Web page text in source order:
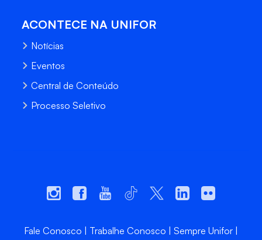
ACONTECE NA UNIFOR
Notícias
Eventos
Central de Conteúdo
Processo Seletivo
Fale Conosco Trabalhe Conosco
Sempre Unifor